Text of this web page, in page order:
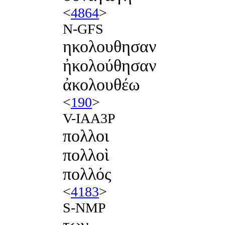
<4864>
N-GFS
ηκολουθησαν
ἠκολούθησαν
ἀκολουθέω
<190>
V-IAA3P
πολλοι
πολλοὶ
πολλός
<4183>
S-NMP